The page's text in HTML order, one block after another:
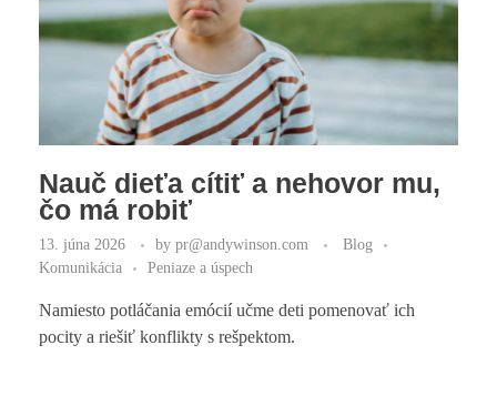
Nauč dieťa cítiť a nehovor mu,
čo má robiť
13. júna 2026 by pr@andywinson.com
Blog
Komunikácia
Peniaze a úspech
Namiesto potláčania emócií učme deti pomenovať ich
pocity a riešiť konflikty s rešpektom.